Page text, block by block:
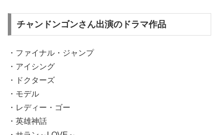
チャンドンゴンさん出演のドラマ作品
・ファイナル・ジャンプ
・アイシング
・ドクターズ
・モデル
・レディー・ゴー
・英雄神話